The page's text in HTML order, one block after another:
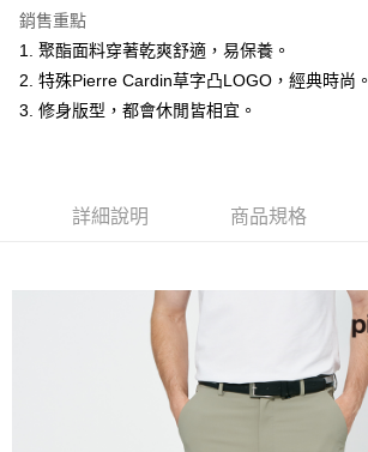
全家取貨付款
每筆NT$60，滿NT$1,200(含以上)免運費
付款後全家取貨
每筆NT$60，滿NT$1,200(含以上)免運費
每筆NT$60，滿NT$1,200(含以上)免運費
銷售重點
1. 聚酯面料穿著乾爽舒適，易保養。
2. 特殊Pierre Cardin草字凸LOGO，經典時尚。
3. 修身版型，都會休閒皆相宜。
詳細說明 商品規格